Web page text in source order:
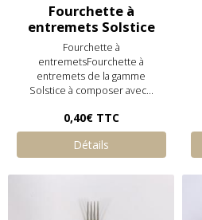
Fourchette à
entremets Solstice
Fourchette à
entremetsFourchette à
entremets de la gamme
Solstice à composer avec...
0,40€ TTC
Détails